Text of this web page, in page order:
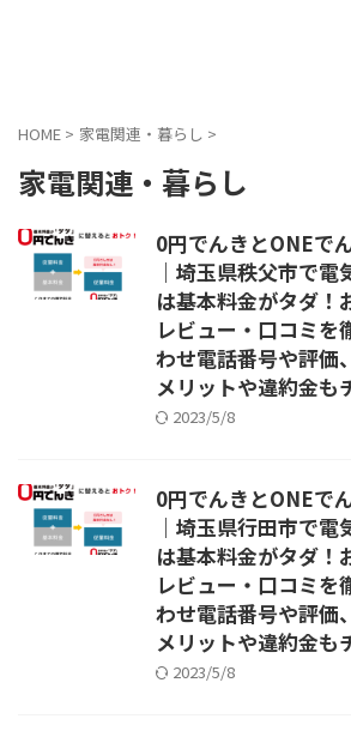
HOME > 家電関連・暮らし >
家電関連・暮らし
0円でんきとONEで
｜埼玉県秩父市で
は基本料金がタダ！
レビュー・口コミ
わせ電話番号や評価
メリットや違約金も
2023/5/8
0円でんきとONEで
｜埼玉県行田市で
は基本料金がタダ！
レビュー・口コミ
わせ電話番号や評価
メリットや違約金も
2023/5/8